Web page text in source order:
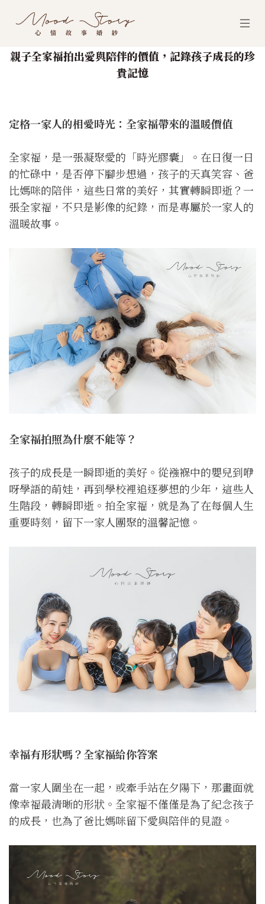
親子全家福拍出愛與陪伴的價值，記錄孩子成長的珍
貴記憶
定格一家人的相愛時光：全家福帶來的溫暖價值
全家福，是一張凝聚愛的「時光膠囊」。在日復一日
的忙碌中，是否停下腳步想過，孩子的天真笑容、爸
比媽咪的陪伴，這些日常的美好，其實轉瞬即逝？一
張全家福，不只是影像的紀錄，而是專屬於一家人的
溫暖故事。
全家福拍照為什麼不能等？
孩子的成長是一瞬即逝的美好。從襁褓中的嬰兒到咿
呀學語的萌娃，再到學校裡追逐夢想的少年，這些人
生階段，轉瞬即逝。拍全家福，就是為了在每個人生
重要時刻，留下一家人團聚的溫馨記憶。
幸福有形狀嗎？全家福給你答案
當一家人圍坐在一起，或牽手站在夕陽下，那畫面就
像幸福最清晰的形狀。全家福不僅僅是為了紀念孩子
的成長，也為了爸比媽咪留下愛與陪伴的見證。